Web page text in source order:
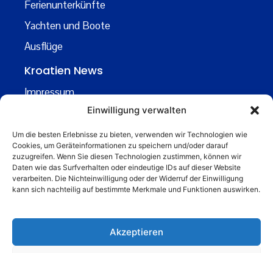
Einwilligung verwalten
Um die besten Erlebnisse zu bieten, verwenden wir Technologien wie
Cookies, um Geräteinformationen zu speichern und/oder darauf
zuzugreifen. Wenn Sie diesen Technologien zustimmen, können wir
Daten wie das Surfverhalten oder eindeutige IDs auf dieser Website
verarbeiten. Die Nichteinwilligung oder der Widerruf der Einwilligung
kann sich nachteilig auf bestimmte Merkmale und Funktionen auswirken.
Akzeptieren
Ferienunterkünfte
Yachten und Boote
Ausflüge
Kroatien News
Impressum
Kontakt
Über uns
Business